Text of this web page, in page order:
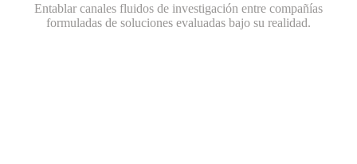
Entablar canales fluidos de investigación entre compañías
formuladas de soluciones evaluadas bajo su realidad.